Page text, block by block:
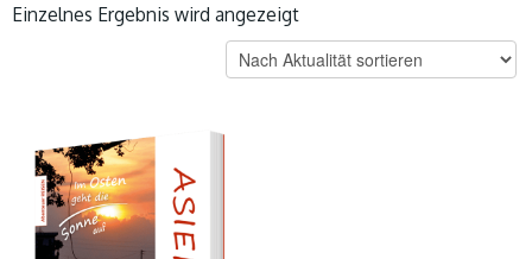
Einzelnes Ergebnis wird angezeigt